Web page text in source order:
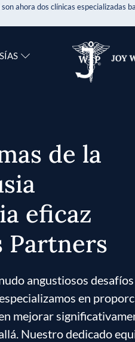
son ahora dos clínicas especializadas
de la
eficaz
Partners
angustiosos desafíos
en
mejorar
Nuestro dedicado